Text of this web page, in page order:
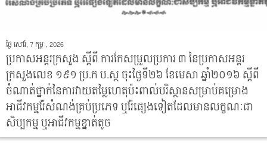
ថ្ងៃ សៅរ៍, 7 កុម្ភៈ, 2026
ប្រកាសអន្តរក្រសួង ស្តីពី ការកែសម្រួលប្រការ ៣ នៃប្រកាសអន្តរ
ក្រសួងលេខ ១៩១ ប្រ.ក ប.ស្ថ ចុះថ្ងៃទី២៦ ខែមេសា ឆ្នាំ២០១៦ ស្តីពី
ចំណាត់ថ្នាក់នៃការវាយតម្លៃហេតុប៉ះពាល់បរិស្ថានសម្រាប់គម្រោង
អាជីវកម្មរ៉ែសំណង់គ្រប់ប្រភេទ ឬរ៉ែផ្សេងទៀតដែលមានលក្ខណៈជា
សិប្បកម្ម ឬអាជីវកម្មខ្នាត់តូច